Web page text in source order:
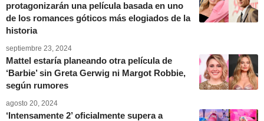
protagonizarán una película basada en uno
de los romances góticos más elogiados de la
historia
septiembre 23, 2024
Mattel estaría planeando otra película de
‘Barbie’ sin Greta Gerwig ni Margot Robbie,
según rumores
agosto 20, 2024
‘Intensamente 2’ oficialmente supera a